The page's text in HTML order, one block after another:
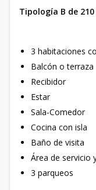
Tipología B de
3 habitaciones
Balcón o terraza
Recibidor
Estar
Sala-Comedor
Cocina con isla
Baño de visita
Área de servicio
3 parqueos